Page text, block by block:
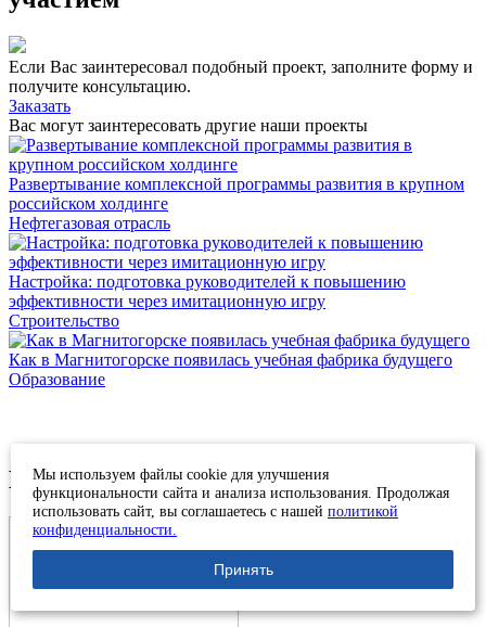
Если Вас заинтересовал подобный проект, заполните форму и
получите консультацию.
Заказать
Вас могут заинтересовать другие наши проекты
Развертывание комплексной программы развития в крупном
российском холдинге
Нефтегазовая отрасль
Настройка: подготовка руководителей к повышению
эффективности через имитационную игру
Строительство
Как в Магнитогорске появилась учебная фабрика будущего
Образование
Благодарственные письма
Мы используем файлы cookie для улучшения
функциональности сайта и анализа использования. Продолжая
использовать сайт, вы соглашаетесь с нашей политикой
конфиденциальности.
Принять